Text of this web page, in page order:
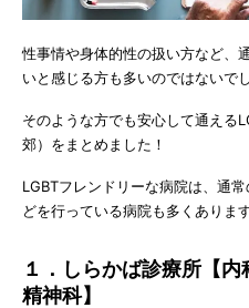
性事情や身体的性の扱い方など、
いと感じる方も多いのではないで
そのような方でも安心して通える
郊）をまとめました！
LGBTフレンドリーな病院は、通
どを行っている病院も多くあります
１．しらかば診療所【
精神科】